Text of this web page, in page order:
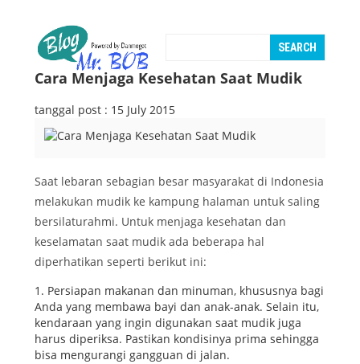
Cara Menjaga Kesehatan Saat Mudik
tanggal post : 15 July 2015
Saat lebaran sebagian besar masyarakat di Indonesia
melakukan mudik ke kampung halaman untuk saling
bersilaturahmi. Untuk menjaga kesehatan dan
keselamatan saat mudik ada beberapa hal
diperhatikan seperti berikut ini:
1. Persiapan makanan dan minuman, khususnya bagi
Anda yang membawa bayi dan anak-anak. Selain itu,
kendaraan yang ingin digunakan saat mudik juga
harus diperiksa. Pastikan kondisinya prima sehingga
bisa mengurangi gangguan di jalan.